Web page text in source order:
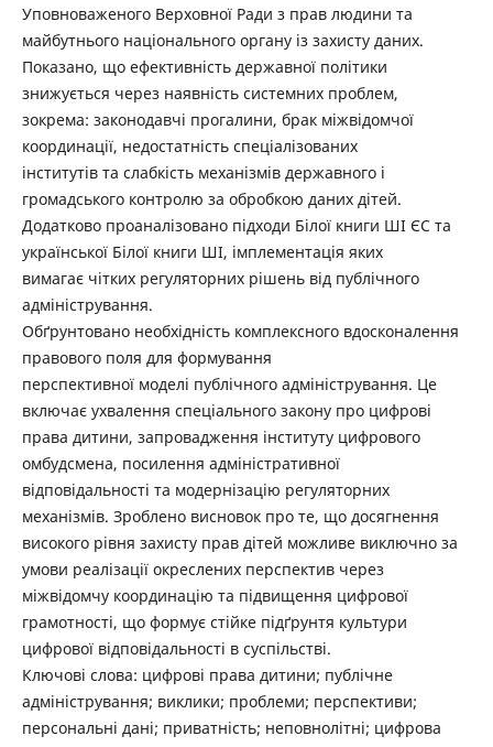
Уповноваженого Верховної Ради з прав людини та
майбутнього національного органу із захисту даних.
Показано, що ефективність державної політики
знижується через наявність системних проблем,
зокрема: законодавчі прогалини, брак міжвідомчої
координації, недостатність спеціалізованих
інститутів та слабкість механізмів державного і
громадського контролю за обробкою даних дітей.
Додатково проаналізовано підходи Білої книги ШІ ЄС та
української Білої книги ШІ, імплементація яких
вимагає чітких регуляторних рішень від публічного
адміністрування.
Обґрунтовано необхідність комплексного вдосконалення
правового поля для формування
перспективної моделі публічного адміністрування. Це
включає ухвалення спеціального закону про цифрові
права дитини, запровадження інституту цифрового
омбудсмена, посилення адміністративної
відповідальності та модернізацію регуляторних
механізмів. Зроблено висновок про те, що досягнення
високого рівня захисту прав дітей можливе виключно за
умови реалізації окреслених перспектив через
міжвідомчу координацію та підвищення цифрової
грамотності, що формує стійке підґрунтя культури
цифрової відповідальності в суспільстві.
Ключові слова: цифрові права дитини; публічне
адміністрування; виклики; проблеми; перспективи;
персональні дані; приватність; неповнолітні; цифрова